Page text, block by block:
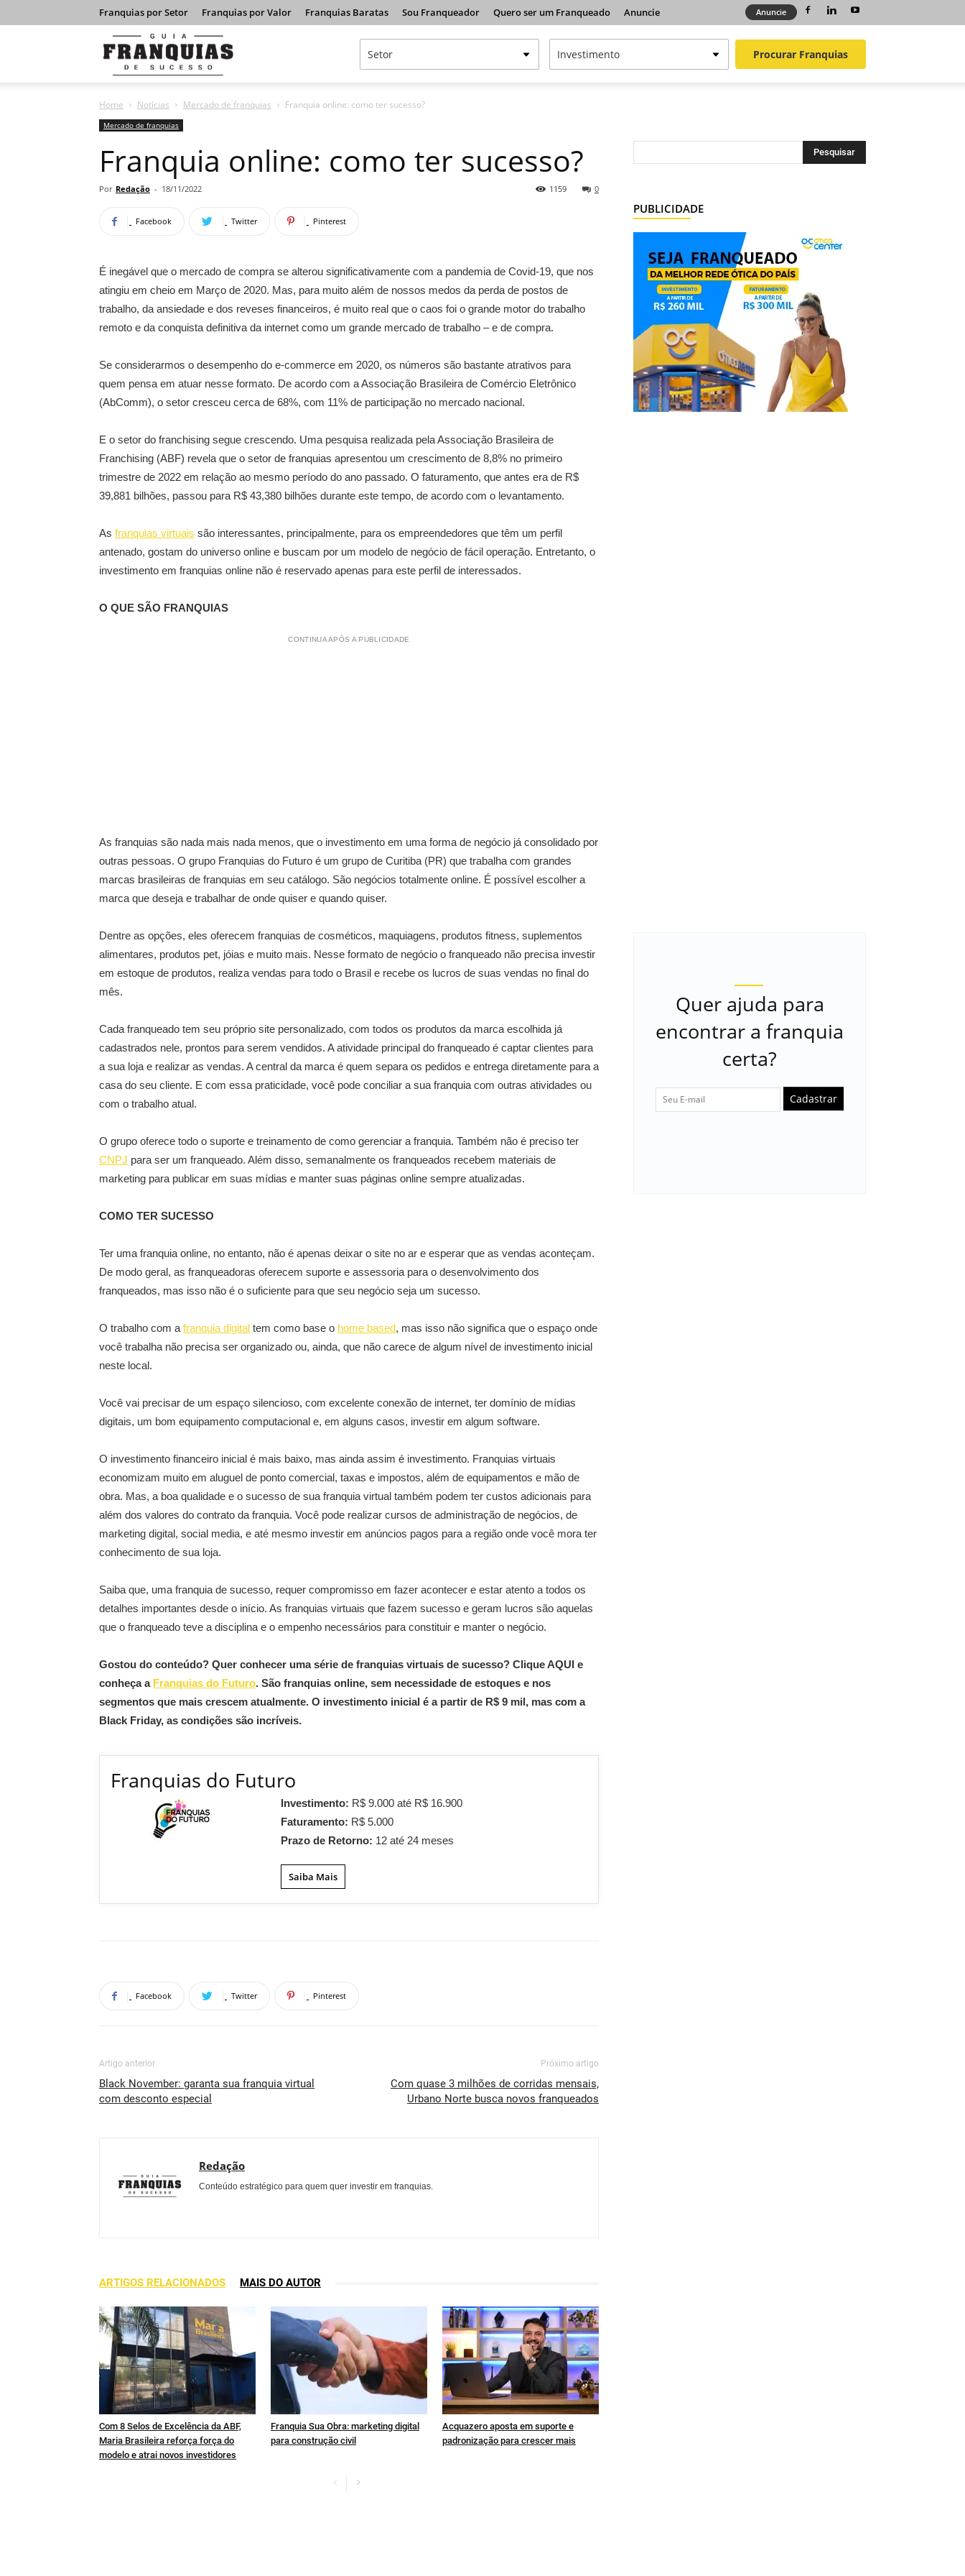
Franquias por Setor Franquias por Valor Franquias Baratas Sou Franqueador Quero ser um Franqueado Anuncie Anuncie
Franquias
de
Sucesso
Procurar Franquias
Home Notícias Mercado de franquias Franquia online: como ter sucesso?
Mercado de franquias
Franquia online: como ter sucesso?
Por Redação - 18/11/2022 0
1159
Facebook Twitter Pinterest
É inegável que o mercado de compra se alterou significativamente com a pandemia de Covid-19, que nos
atingiu em cheio em Março de 2020. Mas, para muito além de nossos medos da perda de postos de
trabalho, da ansiedade e dos reveses financeiros, é muito real que o caos foi o grande motor do trabalho
remoto e da conquista definitiva da internet como um grande mercado de trabalho – e de compra.
Se considerarmos o desempenho do e-commerce em 2020, os números são bastante atrativos para
quem pensa em atuar nesse formato. De acordo com a Associação Brasileira de Comércio Eletrônico
(AbComm), o setor cresceu cerca de 68%, com 11% de participação no mercado nacional.
E o setor do franchising segue crescendo. Uma pesquisa realizada pela Associação Brasileira de
Franchising (ABF) revela que o setor de franquias apresentou um crescimento de 8,8% no primeiro
trimestre de 2022 em relação ao mesmo período do ano passado. O faturamento, que antes era de R$
39,881 bilhões, passou para R$ 43,380 bilhões durante este tempo, de acordo com o levantamento.
As franquias virtuais são interessantes, principalmente, para os empreendedores que têm um perfil
antenado, gostam do universo online e buscam por um modelo de negócio de fácil operação. Entretanto, o
investimento em franquias online não é reservado apenas para este perfil de interessados.
O QUE SÃO FRANQUIAS
CONTINUA APÓS A PUBLICIDADE
As franquias são nada mais nada menos, que o investimento em uma forma de negócio já consolidado por
outras pessoas. O grupo Franquias do Futuro é um grupo de Curitiba (PR) que trabalha com grandes
marcas brasileiras de franquias em seu catálogo. São negócios totalmente online. É possível escolher a
marca que deseja e trabalhar de onde quiser e quando quiser.
Dentre as opções, eles oferecem franquias de cosméticos, maquiagens, produtos fitness, suplementos
alimentares, produtos pet, jóias e muito mais. Nesse formato de negócio o franqueado não precisa investir
em estoque de produtos, realiza vendas para todo o Brasil e recebe os lucros de suas vendas no final do
mês.
Cada franqueado tem seu próprio site personalizado, com todos os produtos da marca escolhida já
cadastrados nele, prontos para serem vendidos. A atividade principal do franqueado é captar clientes para
a sua loja e realizar as vendas. A central da marca é quem separa os pedidos e entrega diretamente para a
casa do seu cliente. E com essa praticidade, você pode conciliar a sua franquia com outras atividades ou
com o trabalho atual.
O grupo oferece todo o suporte e treinamento de como gerenciar a franquia. Também não é preciso ter
CNPJ para ser um franqueado. Além disso, semanalmente os franqueados recebem materiais de
marketing para publicar em suas mídias e manter suas páginas online sempre atualizadas.
COMO TER SUCESSO
Ter uma franquia online, no entanto, não é apenas deixar o site no ar e esperar que as vendas aconteçam.
De modo geral, as franqueadoras oferecem suporte e assessoria para o desenvolvimento dos
franqueados, mas isso não é o suficiente para que seu negócio seja um sucesso.
O trabalho com a franquia digital tem como base o home based, mas isso não significa que o espaço onde
você trabalha não precisa ser organizado ou, ainda, que não carece de algum nível de investimento inicial
neste local.
Você vai precisar de um espaço silencioso, com excelente conexão de internet, ter domínio de mídias
digitais, um bom equipamento computacional e, em alguns casos, investir em algum software.
O investimento financeiro inicial é mais baixo, mas ainda assim é investimento. Franquias virtuais
economizam muito em aluguel de ponto comercial, taxas e impostos, além de equipamentos e mão de
obra. Mas, a boa qualidade e o sucesso de sua franquia virtual também podem ter custos adicionais para
além dos valores do contrato da franquia. Você pode realizar cursos de administração de negócios, de
marketing digital, social media, e até mesmo investir em anúncios pagos para a região onde você mora ter
conhecimento de sua loja.
Saiba que, uma franquia de sucesso, requer compromisso em fazer acontecer e estar atento a todos os
detalhes importantes desde o início. As franquias virtuais que fazem sucesso e geram lucros são aquelas
que o franqueado teve a disciplina e o empenho necessários para constituir e manter o negócio.
Gostou do conteúdo? Quer conhecer uma série de franquias virtuais de sucesso? Clique AQUI e
conheça a Franquias do Futuro. São franquias online, sem necessidade de estoques e nos
segmentos que mais crescem atualmente. O investimento inicial é a partir de R$ 9 mil, mas com a
Black Friday, as condições são incríveis.
Franquias do Futuro
Investimento: R$ 9.000 até R$ 16.900
Faturamento: R$ 5.000
Prazo de Retorno: 12 até 24 meses
Saiba Mais
Facebook Twitter Pinterest
Artigo anterior
Black November: garanta sua franquia virtual
com desconto especial
Próximo artigo
Com quase 3 milhões de corridas mensais,
Urbano Norte busca novos franqueados
Redação
Conteúdo estratégico para quem quer investir em franquias.
ARTIGOS RELACIONADOS MAIS DO AUTOR
Com 8 Selos de Excelência da ABF,
Maria Brasileira reforça força do
modelo e atrai novos investidores
Franquia Sua Obra: marketing digital
para construção civil
Acquazero aposta em suporte e
padronização para crescer mais
PUBLICIDADE
Quer ajuda para
encontrar a franquia
certa?
Cadastrar